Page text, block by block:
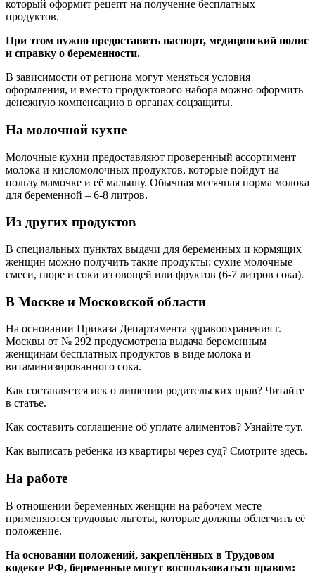
который оформит рецепт на получение бесплатных
продуктов.
При этом нужно предоставить паспорт, медицинский полис
и справку о беременности.
В зависимости от региона могут меняться условия
оформления, и вместо продуктового набора можно оформить
денежную компенсацию в органах соцзащиты.
На молочной кухне
Молочные кухни предоставляют проверенный ассортимент
молока и кисломолочных продуктов, которые пойдут на
пользу мамочке и её малышу. Обычная месячная норма молока
для беременной – 6-8 литров.
Из других продуктов
В специальных пунктах выдачи для беременных и кормящих
женщин можно получить такие продукты: сухие молочные
смеси, пюре и соки из овощей или фруктов (6-7 литров сока).
В Москве и Московской области
На основании Приказа Департамента здравоохранения г.
Москвы от № 292 предусмотрена выдача беременным
женщинам бесплатных продуктов в виде молока и
витаминизированного сока.
Как составляется иск о лишении родительских прав? Читайте
в статье.
Как составить соглашение об уплате алиментов? Узнайте тут.
Как выписать ребенка из квартиры через суд? Смотрите здесь.
На работе
В отношении беременных женщин на рабочем месте
применяются трудовые льготы, которые должны облегчить её
положение.
На основании положений, закреплённых в Трудовом
кодексе РФ, беременные могут воспользоваться правом: